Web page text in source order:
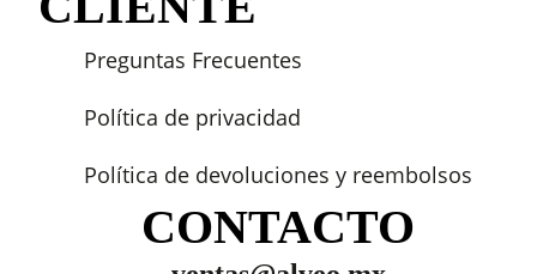
Preguntas Frecuentes
Política de privacidad
Política de devoluciones y reembolsos
CONTACTO